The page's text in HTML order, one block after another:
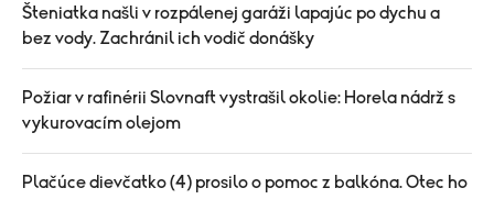
Šteniatka našli v rozpálenej garáži lapajúc po dychu a
bez vody. Zachránil ich vodič donášky
Požiar v rafinérii Slovnaft vystrašil okolie: Horela nádrž s
vykurovacím olejom
Plačúce dievčatko (4) prosilo o pomoc z balkóna. Otec ho